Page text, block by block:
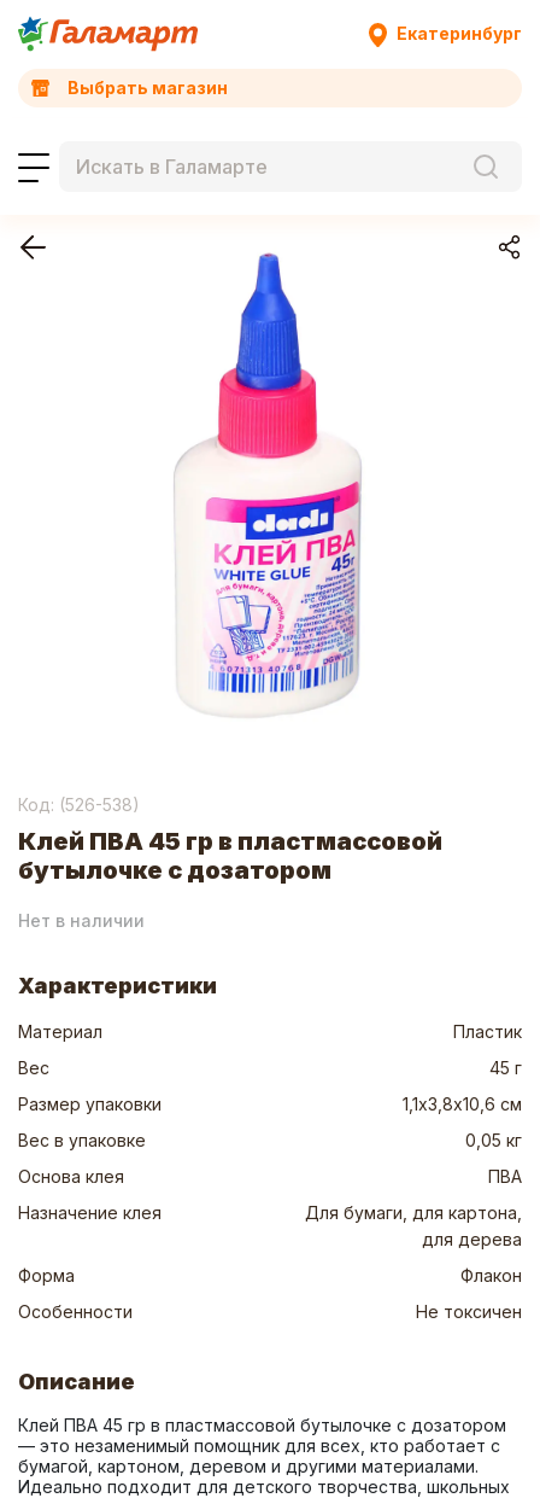
Екатеринбург
Выбрать магазин
Код: (526-538)
Клей ПВА 45 гр в пластмассовой
бутылочке с дозатором
Нет в наличии
Характеристики
Материал
Пластик
Вес
45 г
Размер упаковки
1,1х3,8х10,6 см
Вес в упаковке
0,05 кг
Основа клея
ПВА
Назначение клея
Для бумаги, для картона,
для дерева
Форма
Флакон
Особенности
Не токсичен
Описание
Клей ПВА 45 гр в пластмассовой бутылочке с дозатором
— это незаменимый помощник для всех, кто работает с
бумагой, картоном, деревом и другими материалами.
Идеально подходит для детского творчества, школьных